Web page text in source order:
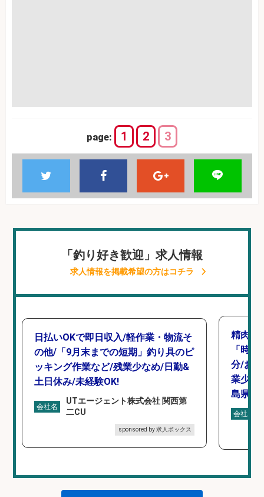
page: 1 2 3
「釣り好き歓迎」求人情報
求人情報を掲載希望の方はコチラ
日払いOKで即日収入/軽作業・物流そ
の他/「9月末までの短期」釣り具のピ
ッキング作業など/残業少なめ/日勤&
土日休み/未経験OK!
会社名
UTエージェント株式会社 関西第
二CU
sponsored by 求人ボックス
精肉・
「時
分/お
業少な
島県/
会社名